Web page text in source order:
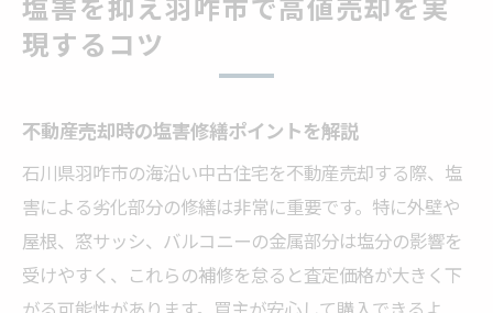
現するコツ
不動産売却時の塩害修繕ポイントを解説
石川県羽咋市の海沿い中古住宅を不動産売却する際、塩
害による劣化部分の修繕は非常に重要です。特に外壁や
屋根、窓サッシ、バルコニーの金属部分は塩分の影響を
受けやすく、これらの補修を怠ると査定価格が大きく下